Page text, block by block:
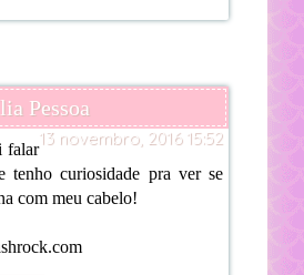
Pessoa
13 novembro, 2016 15:52
falar
tenho curiosidade pra ver se
com meu cabelo!